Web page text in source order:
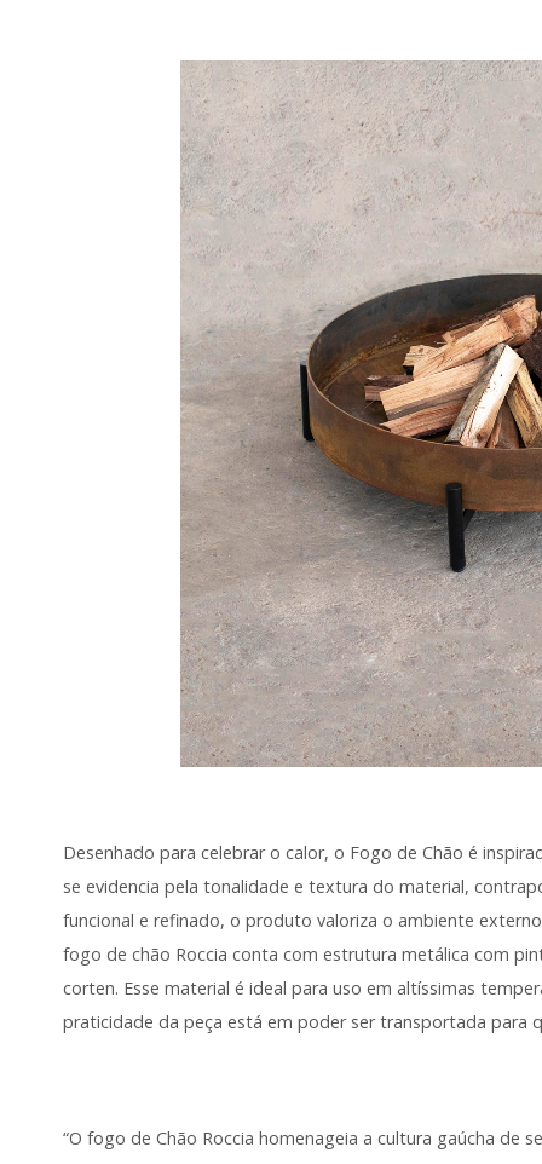
Desenhado para celebrar o calor, o Fogo de Chão é
se evidencia pela tonalidade e textura do material,
funcional e refinado, o produto valoriza o ambiente
fogo de chão Roccia conta com estrutura metálica com
corten. Esse material é ideal para uso em altíssimas
praticidade da peça está em poder ser transportada para
“O fogo de Chão Roccia homenageia a cultura gaúcha de